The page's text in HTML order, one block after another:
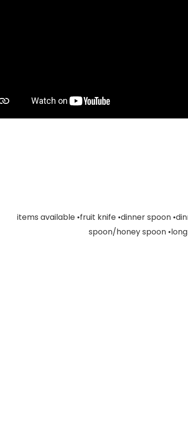
items available •fruit knife •dinner spoon
spoon/honey spoon